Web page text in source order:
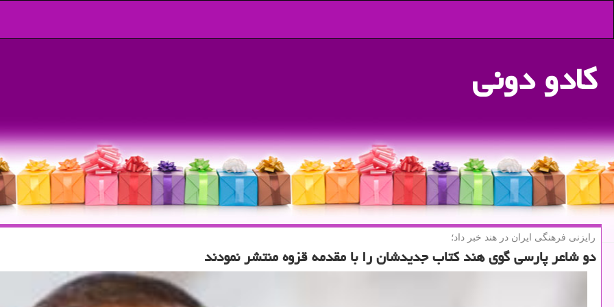
كادو دونی
رایزنی فرهنگی ایران در هند خبر داد؛
دو شاعر پارسی گوی هند كتاب جدیدشان را با مقدمه قزوه منتشر نمودند